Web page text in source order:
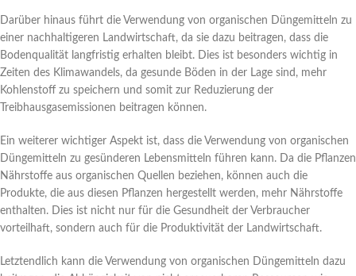
Darüber hinaus führt die Verwendung von organischen Düngemitteln zu
einer nachhaltigeren Landwirtschaft, da sie dazu beitragen, dass die
Bodenqualität langfristig erhalten bleibt. Dies ist besonders wichtig in
Zeiten des Klimawandels, da gesunde Böden in der Lage sind, mehr
Kohlenstoff zu speichern und somit zur Reduzierung der
Treibhausgasemissionen beitragen können.
Ein weiterer wichtiger Aspekt ist, dass die Verwendung von organischen
Düngemitteln zu gesünderen Lebensmitteln führen kann. Da die Pflanzen
Nährstoffe aus organischen Quellen beziehen, können auch die
Produkte, die aus diesen Pflanzen hergestellt werden, mehr Nährstoffe
enthalten. Dies ist nicht nur für die Gesundheit der Verbraucher
vorteilhaft, sondern auch für die Produktivität der Landwirtschaft.
Letztendlich kann die Verwendung von organischen Düngemitteln dazu